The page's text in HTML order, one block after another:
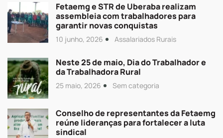
Fetaemg e STR de Uberaba realizam
assembleia com trabalhadores para
garantir novas conquistas
10 junho, 2026 Assalariados Rurais
Neste 25 de maio, Dia do Trabalhador e
da Trabalhadora Rural
25 maio, 2026 Sem categoria
Conselho de representantes da Fetaemg
reúne lideranças para fortalecer a luta
sindical